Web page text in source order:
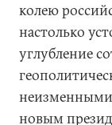
колею
настолько
углубление
неизменными,
новым